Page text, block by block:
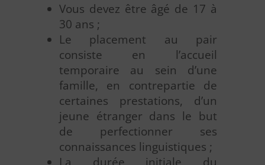
Vous devez être âgé de 17 à
30 ans ;
Le placement au pair
consiste en l’accueil
temporaire au sein d’une
famille, en contrepartie de
certaines prestations, d’un
jeune étranger dans le but
de perfectionner ses
connaissances linguistiques ;
La durée initiale du